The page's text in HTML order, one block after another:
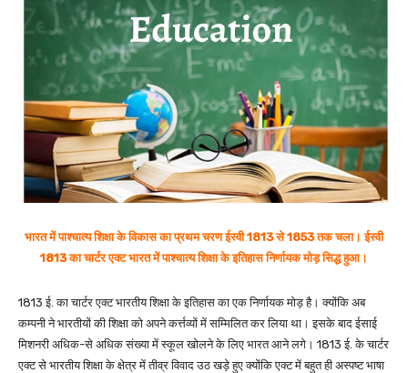
भारत में पाश्चात्य शिक्षा के विकास का प्रथम चरण ईस्वी 1813 से 1853 तक चला। ईस्वी
1813 का चार्टर एक्ट भारत में पाश्चात्य शिक्षा के इतिहास निर्णायक मोड़ सिद्ध हुआ।
1813 ई. का चार्टर एक्ट भारतीय शिक्षा के इतिहास का एक निर्णायक मोड़ है। क्योंकि अब
कम्पनी ने भारतीयों की शिक्षा को अपने कर्त्तव्यों में सम्मिलित कर लिया था। इसके बाद ईसाई
मिशनरी अधिक-से अधिक संख्या में स्कूल खोलने के लिए भारत आने लगे। 1813 ई. के चार्टर
एक्ट से भारतीय शिक्षा के क्षेत्र में तीव्र विवाद उठ खड़े हुए क्योंकि एक्ट में बहुत ही अस्पष्ट भाषा